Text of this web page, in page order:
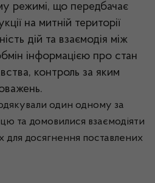
режимі, що передбачає
на митній території
дій та взаємодія між
інформацією про стан
контроль за яким
один одному за
та домовилися взаємодіяти
для досягнення поставлених